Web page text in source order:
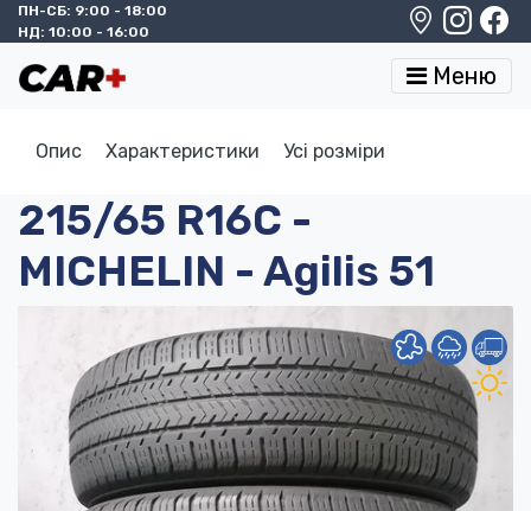
ПН-СБ: 9:00 - 18:00
НД: 10:00 - 16:00
Меню
Опис Характеристики Усі розміри
215/65 R16C -
MICHELIN - Agilis 51